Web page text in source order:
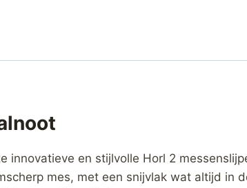
innovatieve en stijlvolle Horl 2
mes, met een snijvlak wat altijd